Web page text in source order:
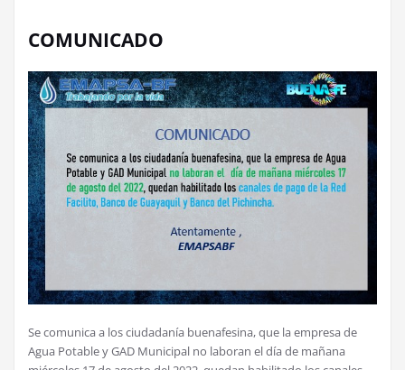
COMUNICADO
Se comunica a los ciudadanía buenafesina, que la empresa de
Agua Potable y GAD Municipal no laboran el día de mañana